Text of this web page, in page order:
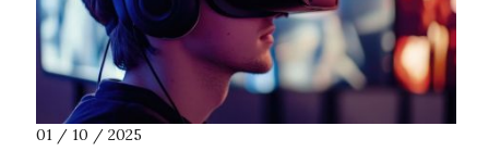
01 / 10 / 2025